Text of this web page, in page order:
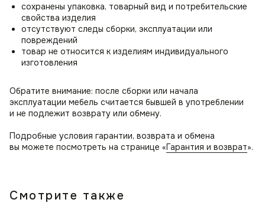
сохранены упаковка, товарный вид и потребительские
свойства изделия
отсутствуют следы сборки, эксплуатации или
повреждений
товар не относится к изделиям индивидуального
изготовления
Обратите внимание: после сборки или начала
эксплуатации мебель считается бывшей в употреблении
и не подлежит возврату или обмену.
Подробные условия гарантии, возврата и обмена
вы можете посмотреть на странице «Гарантия и возврат».
Смотрите также